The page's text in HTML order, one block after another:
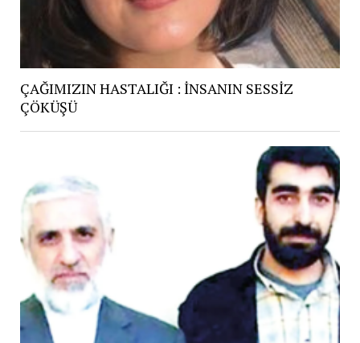
ÇAĞIMIZIN HASTALIĞI : İNSANIN SESSİZ
ÇÖKÜŞÜ